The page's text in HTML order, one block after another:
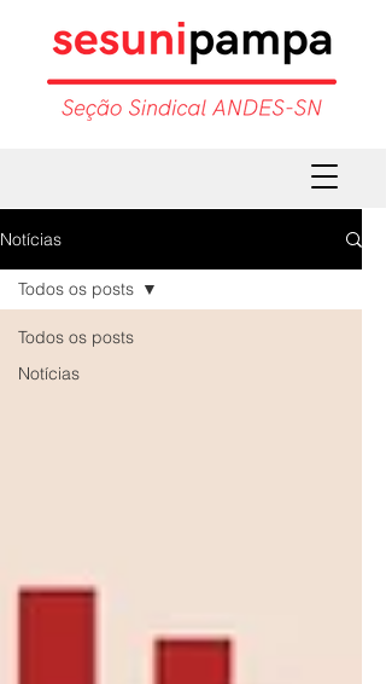
Notícias
Todos os posts
Notícias
Todos os posts